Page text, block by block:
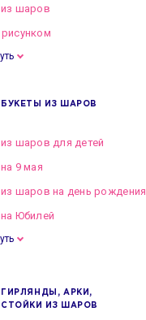
шаров
БУКЕТЫ ИЗ ШАРОВ
шаров для детей
9 мая
шаров на день рождения
Юбилей
ГИРЛЯНДЫ, АРКИ,
СТОЙКИ ИЗ ШАРОВ